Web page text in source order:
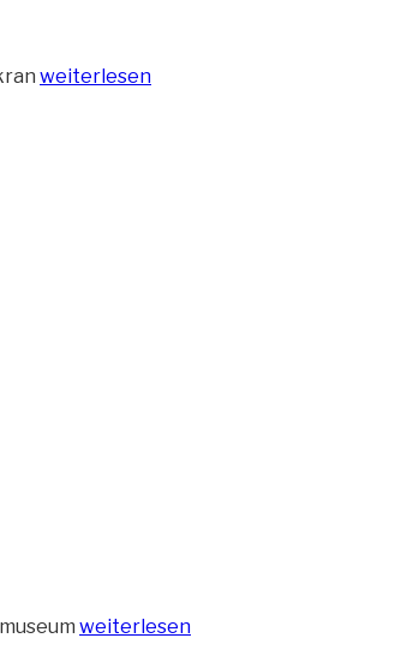
„Ausrüstungshafen
weiterlesen
„Verladung
weiterlesen